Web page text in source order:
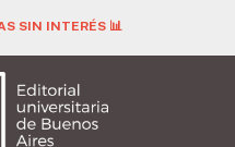
SIN INTERÉS 📊